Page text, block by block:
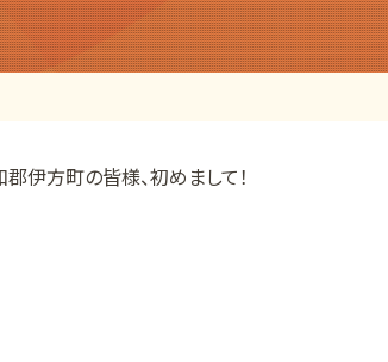
伊方町の皆様、初めまして！